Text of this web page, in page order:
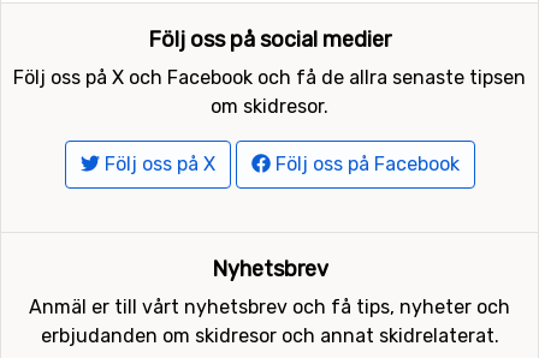
Följ oss på social medier
Följ oss på X och Facebook och få de allra senaste tipsen
om skidresor.
Följ oss på X Följ oss på Facebook
Nyhetsbrev
Anmäl er till vårt nyhetsbrev och få tips, nyheter och
erbjudanden om skidresor och annat skidrelaterat.